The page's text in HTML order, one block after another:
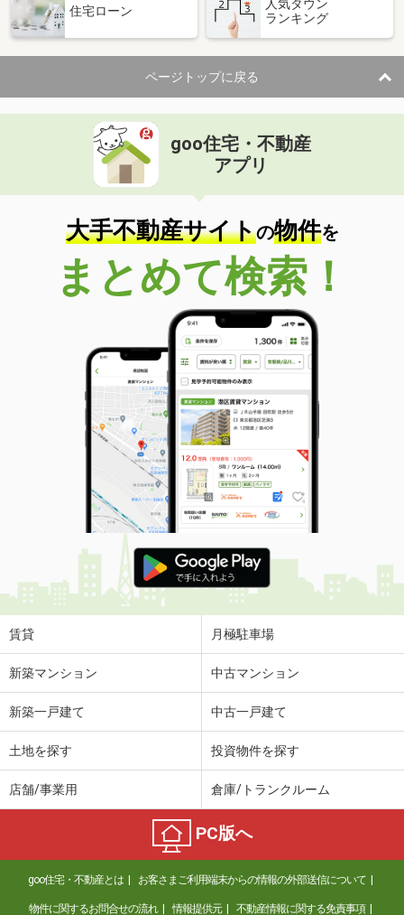
住宅ローン
人気タウン
ランキング
ページトップに戻る
goo住宅・不動産
アプリ
大手不動産サイトの物件を
まとめて検索！
賃貸 月極駐車場
新築マンション 中古マンション
新築一戸建て 中古一戸建て
土地を探す 投資物件を探す
店舗/事業用 倉庫/トランクルーム
PC版へ
goo住宅・不動産とは お客さまご利用端末からの情報の外部送信について
物件に関するお問合せの流れ 情報提供元 不動産情報に関する免責事項